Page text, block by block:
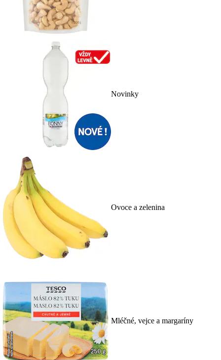
Novinky
Ovoce a zelenina
Mléčné, vejce a margaríny